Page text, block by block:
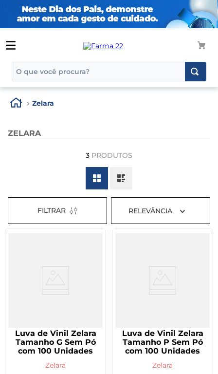
TERMOS MAIS BUSCADOS
1º
tadalafila
3º
generico
dipirona
8º
tadalafila 5mg
Zelara
ZELARA
3 PRODUTOS
FILTRAR RELEVÂNCIA
Luva de Vinil Zelara
Tamanho G Sem Pó
com 100 Unidades
Zelara
Luva de Vinil Zelara
Tamanho P Sem Pó
com 100 Unidades
Zelara